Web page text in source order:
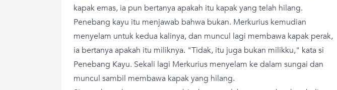
kapak emas, ia pun bertanya apakah itu kapak yang telah hilang.
Penebang kayu itu menjawab bahwa bukan. Merkurius kemudian
menyelam untuk kedua kalinya, dan muncul lagi membawa kapak perak,
ia bertanya apakah itu miliknya. "Tidak, itu juga bukan milikku," kata si
Penebang Kayu. Sekali lagi Merkurius menyelam ke dalam sungai dan
muncul sambil membawa kapak yang hilang.